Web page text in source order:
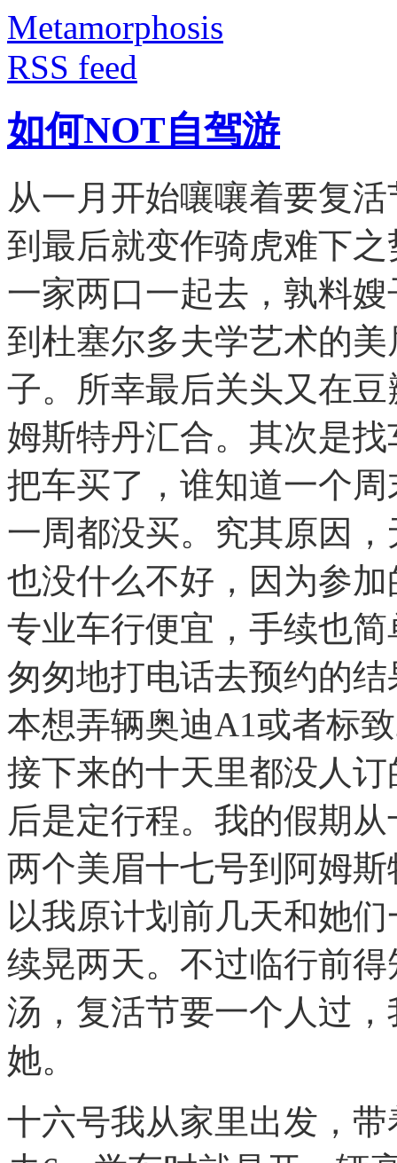
Metamorphosis
RSS feed
如何NOT自驾游
从一月开始嚷嚷着要复
到最后就变作骑虎难下
一家两口一起去，孰料
到杜塞尔多夫学艺术的
子。所幸最后关头又在
姆斯特丹汇合。其次是
把车买了，谁知道一个
一周都没买。究其原因
也没什么不好，因为参加
专业车行便宜，手续也
匆匆地打电话去预约的
本想弄辆奥迪A1或者标
接下来的十天里都没人
后是定行程。我的假期
两个美眉十七号到阿姆
以我原计划前几天和她
续晃两天。不过临行前
汤，复活节要一个人过
她。
十六号我从家里出发，